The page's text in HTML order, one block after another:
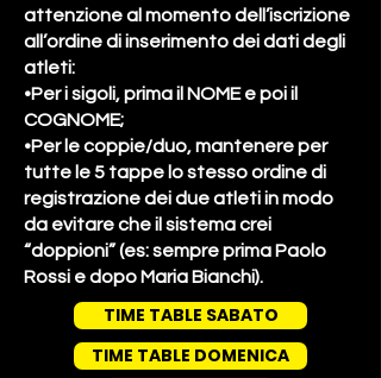
attenzione al momento dell’iscrizione
all’ordine di inserimento dei dati degli
atleti:
•Per i sigoli, prima il NOME e poi il
COGNOME;
•Per le coppie/duo, mantenere per
tutte le 5 tappe lo stesso ordine di
registrazione dei due atleti in modo
da evitare che il sistema crei
“doppioni” (es: sempre prima Paolo
Rossi e dopo Maria Bianchi).
TIME TABLE SABATO
TIME TABLE DOMENICA